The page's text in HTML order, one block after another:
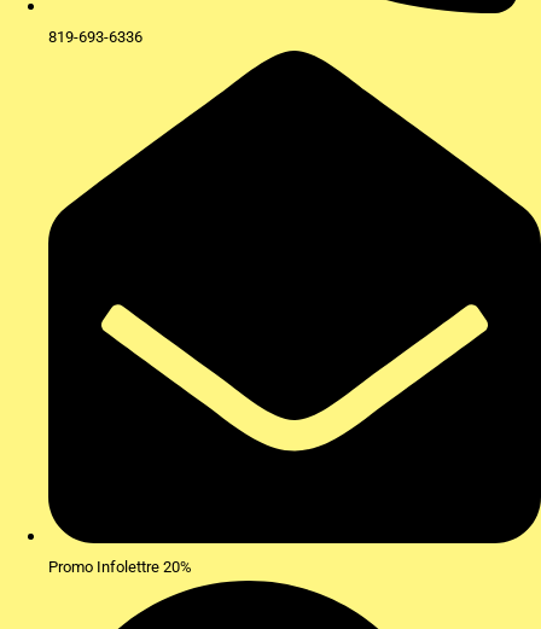
819-693-6336
Promo Infolettre 20%